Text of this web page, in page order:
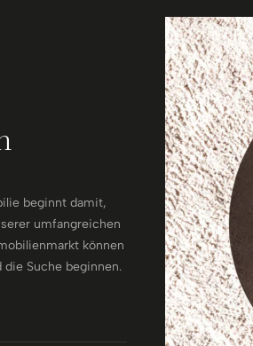
beginnt damit,
umfangreichen
können
Suche beginnen.